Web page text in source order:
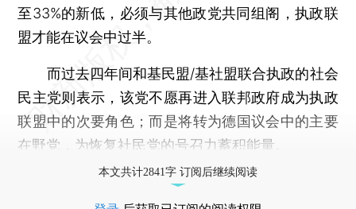
至33%的新低，必须与其他政党共同组阁，执政联
盟才能在议会中过半。
而过去四年间和基民盟/基社盟联合执政的社会
民主党则表示，该党不愿再进入联邦政府成为执政
联盟中的次要角色；而是将转为德国议会中的主要
在野党，为恢复社民党的号召力蓄积能量。
本文共计2841字 订阅后继续阅读